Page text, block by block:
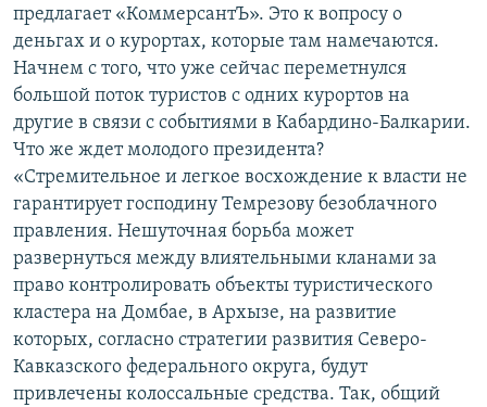
предлагает «КоммерсантЪ». Это к вопросу о
деньгах и о курортах, которые там намечаются.
Начнем с того, что уже сейчас переметнулся
большой поток туристов с одних курортов на
другие в связи с событиями в Кабардино-Балкарии.
Что же ждет молодого президента?
«Стремительное и легкое восхождение к власти не
гарантирует господину Темрезову безоблачного
правления. Нешуточная борьба может
развернуться между влиятельными кланами за
право контролировать объекты туристического
кластера на Домбае, в Архызе, на развитие
которых, согласно стратегии развития Северо-
Кавказского федерального округа, будут
привлечены колоссальные средства. Так, общий